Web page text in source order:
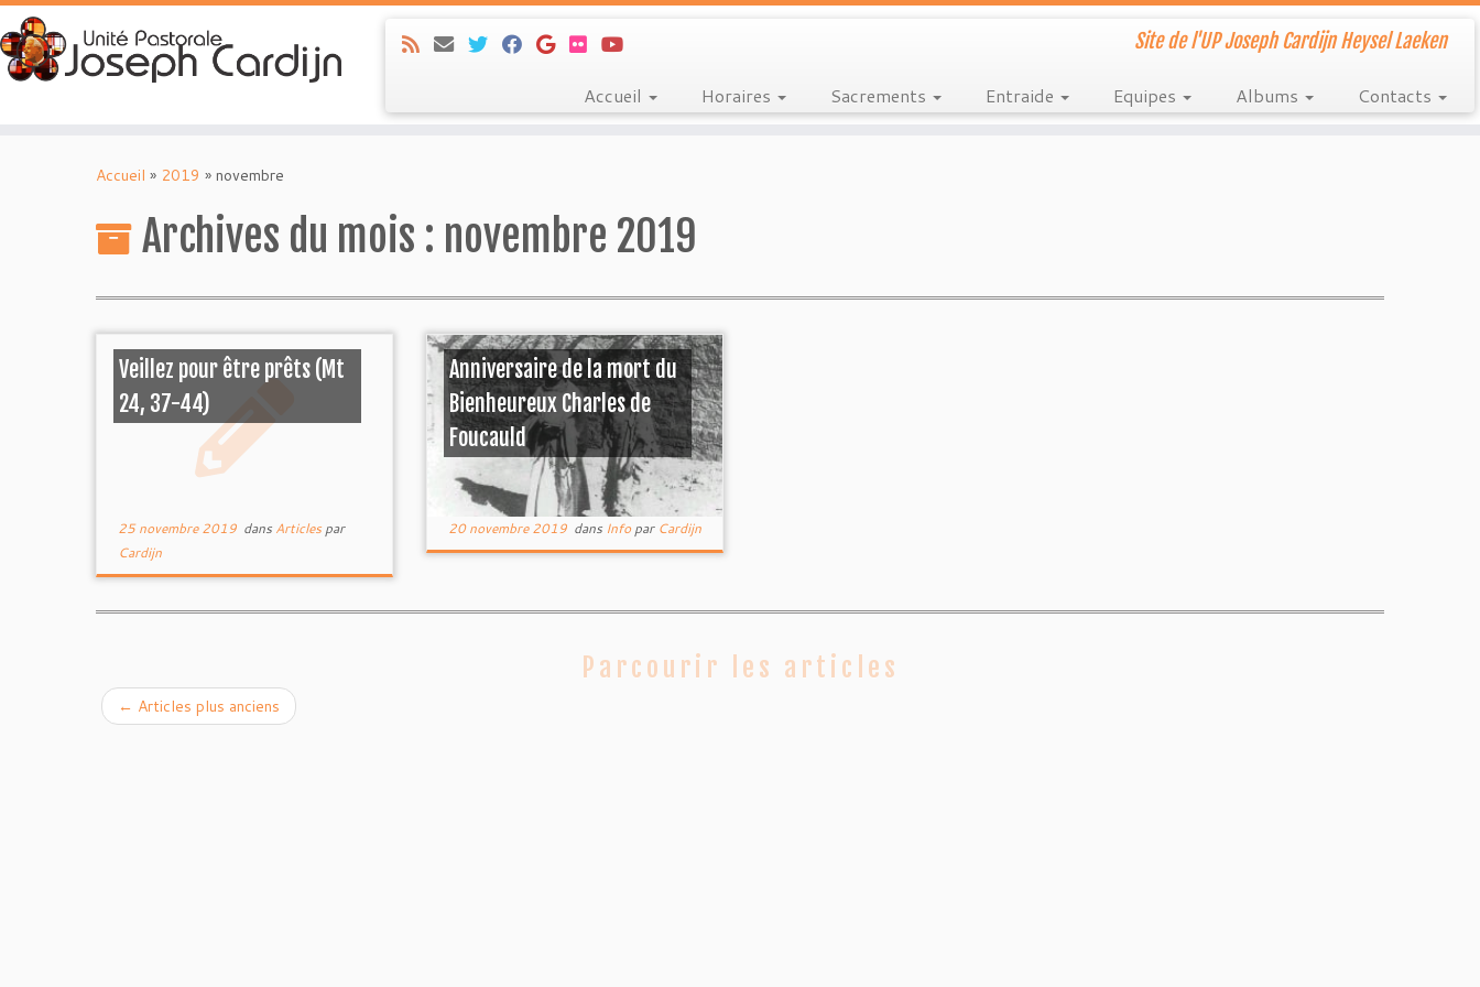
Site de l'UP Joseph Cardijn Heysel Laeken
Accueil Horaires Sacrements Entraide Equipes Albums Contacts
Accueil » 2019 » novembre
Archives du mois : novembre 2019
Veillez pour être prêts (Mt
24, 37-44)
25 novembre 2019dans Articles par
Cardijn
Anniversaire de la mort du
Bienheureux Charles de
Foucauld
20 novembre 2019dans Info par Cardijn
Parcourir les articles
← Articles plus anciens